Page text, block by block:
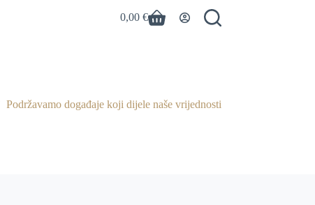
Košarica
0,00 €
Podržavamo događaje koji dijele naše vrijednosti